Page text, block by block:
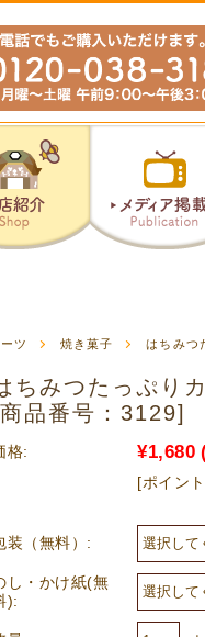
ツ 焼き菓子 はちみつ
ちみつたっぷり
品番号：3129]
格: ¥1,680
[ポイン
装（無料）:
し・かけ紙(無
):